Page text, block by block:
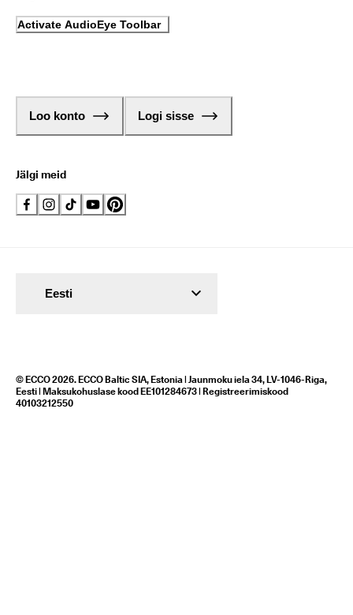
Activate AudioEye Toolbar
Loo konto Logi sisse
Jälgi meid
© ECCO 2026. ECCO Baltic SIA, Estonia | Jaunmoku iela 34, LV-1046-Riga,
Eesti | Maksukohuslase kood EE101284673 | Registreerimiskood
40103212550
Eesti